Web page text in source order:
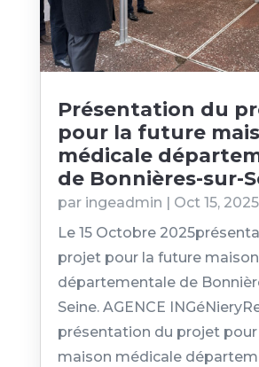
Présentation du
pour la future
médicale
de Bonnières-sur-
par ingeadmin | Oct 15, 2025
Le 15 Octobre
projet pour la future
départementale de
Seine. AGENCE
présentation du projet
maison médicale